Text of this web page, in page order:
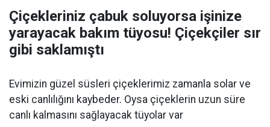
Çiçekleriniz çabuk soluyorsa işinize
yarayacak bakım tüyosu! Çiçekçiler sır
gibi saklamıştı
Evimizin güzel süsleri çiçeklerimiz zamanla solar ve
eski canlılığını kaybeder. Oysa çiçeklerin uzun süre
canlı kalmasını sağlayacak tüyolar var